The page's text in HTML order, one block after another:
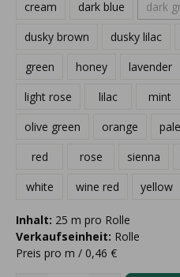
cream
dark blue dark
dusky brown
dusky lilac
green
honey lavender
light rose
lilac mint
olive green
orange
red
rose sienna
white
wine red yellow
Inhalt: 25 m pro Rolle
Verkaufseinheit: Rolle
Preis pro m / 0,46 €